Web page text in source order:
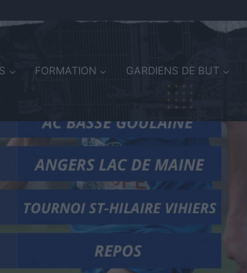
FORMATION GARDIENS DE BUT